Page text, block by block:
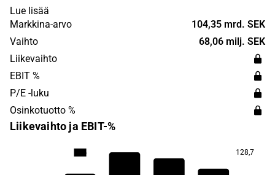
eniten läsnä Euroopassa, Pohjois-Amerikassa ja
Aasiassa. SSAB perustettiin vuonna 1978, ja sen
pääkonttori sijaitsee Tukholmassa, Ruotsissa.
www.ssab.com/sv-se/ssab-koncern/investerare
Lue lisää
Markkina-arvo
104,35 mrd. SEK
Vaihto
68,06 milj. SEK
Liikevaihto
EBIT %
P/E -luku
Osinkotuotto %
Liikevaihto ja EBIT-%
128,7
19,6